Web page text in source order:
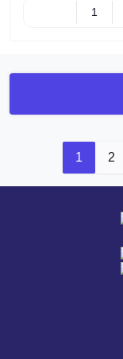
1 2